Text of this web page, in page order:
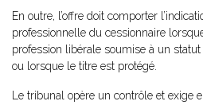
En outre, l’offre doit comporter
professionnelle du cessionnaire
profession libérale soumise à un
ou lorsque le titre est protégé.
Le tribunal opère un contrôle et exige